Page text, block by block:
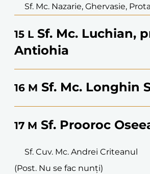
Sf. Mc. Nazarie, Ghervasie,
15 L Sf. Mc. Luchian,
Antiohia
16 M Sf. Mc. Longhin
17 M Sf. Prooroc
Sf. Cuv. Mc. Andrei Criteanul
(Post. Nu se fac nunți)